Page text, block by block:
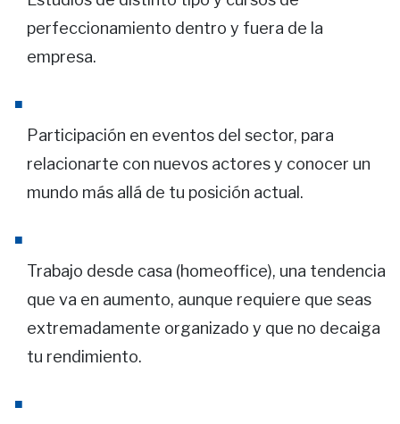
perfeccionamiento dentro y fuera de la
empresa.
Participación en eventos del sector, para
relacionarte con nuevos actores y conocer un
mundo más allá de tu posición actual.
Trabajo desde casa (homeoffice), una tendencia
que va en aumento, aunque requiere que seas
extremadamente organizado y que no decaiga
tu rendimiento.